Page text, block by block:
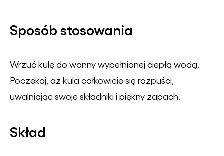
Sposób stosowania
Wrzuć kulę do wanny wypełnionej ciepłą wodą.
Poczekaj, aż kula całkowicie się rozpuści,
uwalniając swoje składniki i piękny zapach.
Skład